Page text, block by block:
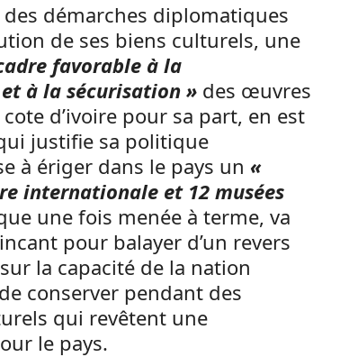
démarches diplomatiques
de ses biens culturels, une
favorable à la
à la sécurisation » des œuvres
d’ivoire pour sa part, en est
justifie sa politique
à ériger dans le pays un «
internationale et 12 musées
une fois menée à terme, va
pour balayer d’un revers
la capacité de la nation
conserver pendant des
qui revêtent une
le pays.